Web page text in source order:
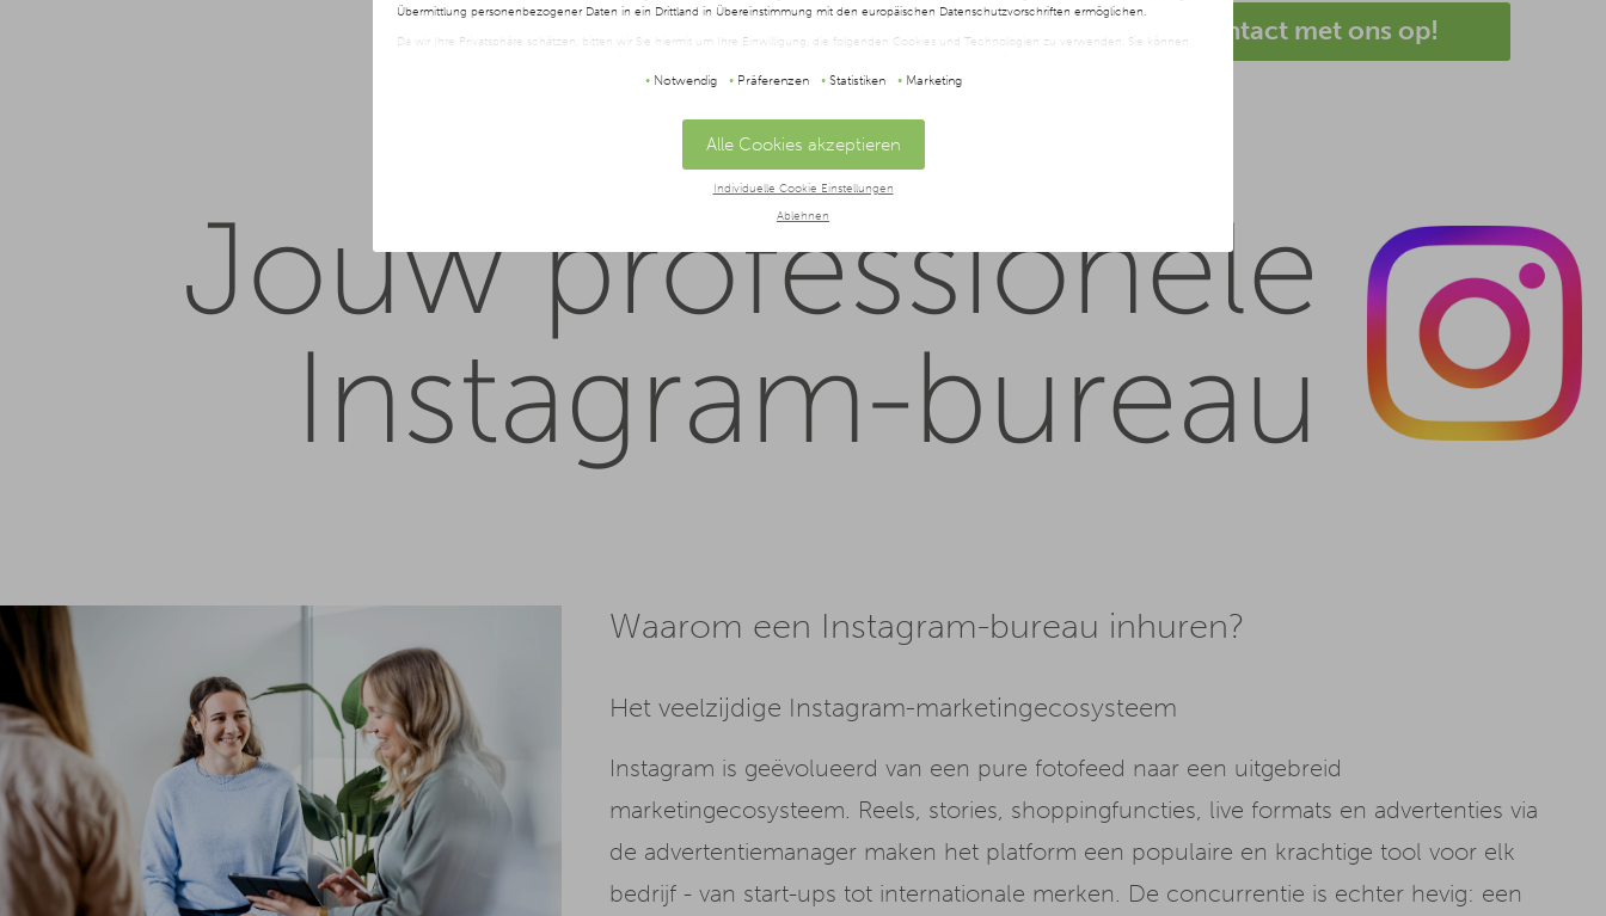
Übermittlung personenbezogener Daten in ein Drittland in Übereinstimmung mit den europäischen Datenschutzvorschriften ermöglichen.
Da wir Ihre Privatsphäre schätzen, bitten wir Sie hiermit um Ihre Einwilligung, die folgenden Cookies und Technologien zu verwenden. Sie können
jederzeit später geändert oder widerrufen werden, indem Sie auf die Schaltfläche Einstellungen am unteren Ende der Webseite klicken.
Notwendig Präferenzen Statistiken Marketing
Alle Cookies akzeptieren
Individuelle Cookie Einstellungen
Ablehnen
Neem nu contact met ons op!
Jouw professionele
Instagram-bureau
Waarom een Instagram-bureau inhuren?
Het veelzijdige Instagram-marketingecosysteem
Instagram is geëvolueerd van een pure fotofeed naar een uitgebreid
marketingecosysteem. Reels, stories, shoppingfuncties, live formats en advertenties via
de advertentiemanager maken het platform een populaire en krachtige tool voor elk
bedrijf - van start-ups tot internationale merken. De concurrentie is echter hevig: een